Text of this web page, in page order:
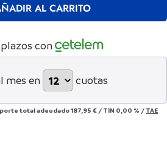
AL CARRITO
con
mes en cuotas
total adeudado187,95 € / TIN 0,00 % / TAE